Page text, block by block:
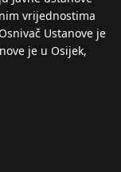
vrijednostima
Ustanove je
je u Osijek,